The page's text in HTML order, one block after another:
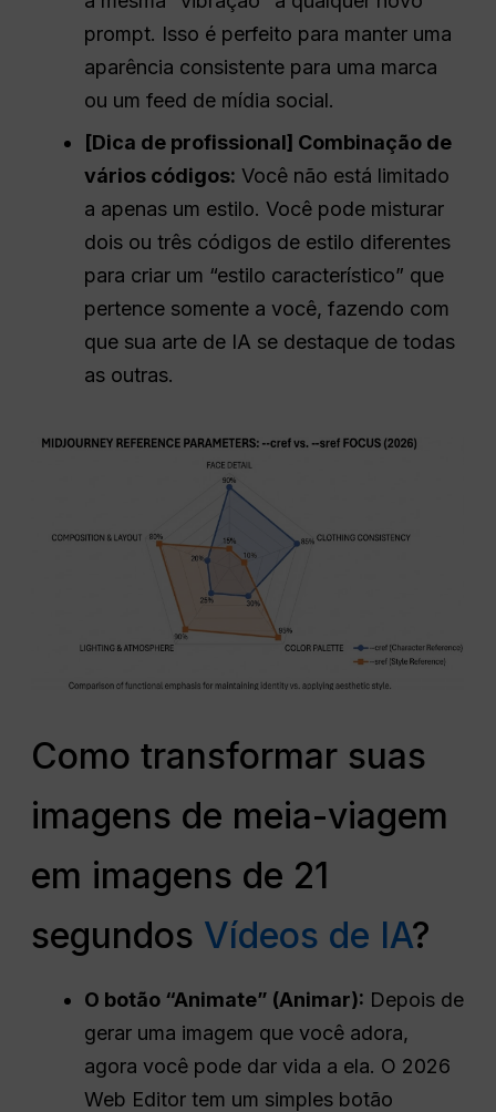
prompt. Isso é perfeito para manter uma
aparência consistente para uma marca
ou um feed de mídia social.
[Dica de profissional] Combinação de
vários códigos: Você não está limitado
a apenas um estilo. Você pode misturar
dois ou três códigos de estilo diferentes
para criar um “estilo característico” que
pertence somente a você, fazendo com
que sua arte de IA se destaque de todas
as outras.
Como transformar suas
imagens de meia-viagem
em imagens de 21
segundos Vídeos de IA?
O botão “Animate” (Animar): Depois de
gerar uma imagem que você adora,
agora você pode dar vida a ela. O 2026
Web Editor tem um simples botão